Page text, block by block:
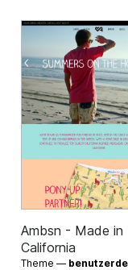
Ambsn - Made in
California
Theme —